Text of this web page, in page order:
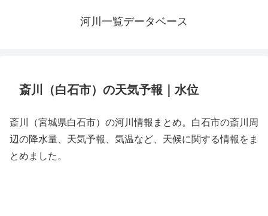
河川一覧データベース
斎川（白石市）の天気予報｜水位
斎川（宮城県白石市）の河川情報まとめ。白石市の斎川周
辺の降水量、天気予報、気温など、天候に関する情報をま
とめました。